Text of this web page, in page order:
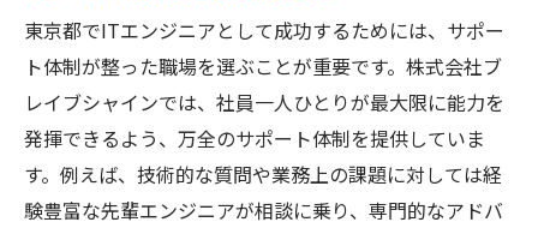
東京都でITエンジニアとして成功するためには、サポー
ト体制が整った職場を選ぶことが重要です。株式会社ブ
レイブシャインでは、社員一人ひとりが最大限に能力を
発揮できるよう、万全のサポート体制を提供していま
す。例えば、技術的な質問や業務上の課題に対しては経
験豊富な先輩エンジニアが相談に乗り、専門的なアドバ